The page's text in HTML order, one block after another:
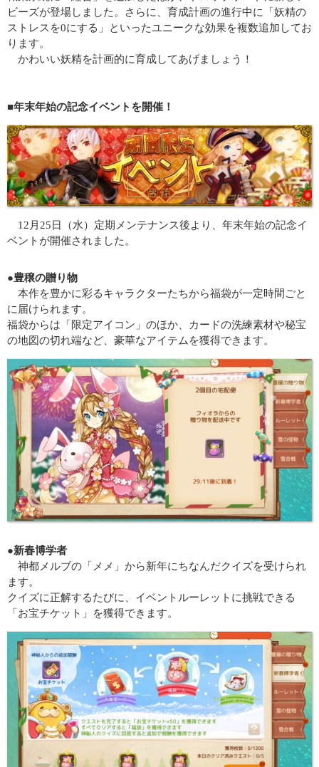
ビーズが登場しました。さらに、育成計画の進行中に「妖精の
ストレスを0にする」といったユニークな効果を複数追加してお
ります。
かわいい妖精を計画的に育成してあげましょう！
■年末年始の記念イベントを開催！
12月25日（水）定期メンテナンス後より、年末年始の記念イ
ベントが開催されました。
●豊穣の贈り物
本作を豊かに彩るキャラクターたちから福袋が一定時間ごと
に届けられます。
福袋からは「限定アイコン」のほか、カードの洗練素材や秘宝
の地図の切れ端など、豪華なアイテムを獲得できます。
●新春博学者
神都メルブの「メメ」から新年にちなんだクイズを受けられ
ます。
クイズに正解するたびに、イベントルーレットに挑戦できる
「お宝チケット」を獲得できます。